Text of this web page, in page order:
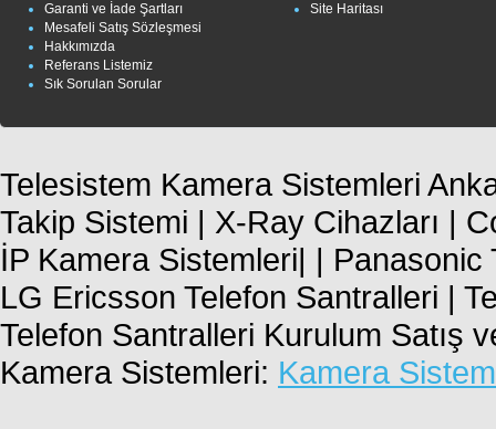
Garanti ve İade Şartları
Mesafeli Satış Sözleşmesi
Hakkımızda
Referans Listemiz
Sık Sorulan Sorular
Site Haritası
Telesistem Kamera Sistemleri
Takip Sistemi | X-Ray Cihazları |
İP Kamera Sistemleri| |
LG Ericsson Telefon Santralleri |
Telefon Santralleri Kurulum Satış
Kamera Sistemleri: Kamera